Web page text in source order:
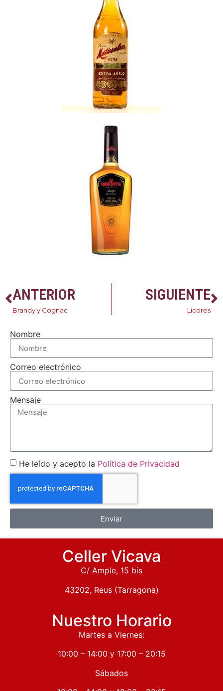
ANTERIOR
Brandy y Cognac
SIGUIENTE
Licores
Nombre
Correo electrónico
Mensaje
He leído y acepto la Política de Privacidad
Enviar
Celler Vicava
C/ Ample, 15 bis
43202, Reus (Tarragona)
Nuestro Horario
Martes a Viernes:
10:00 – 14:00 y 17:00 – 20:15
Sábados